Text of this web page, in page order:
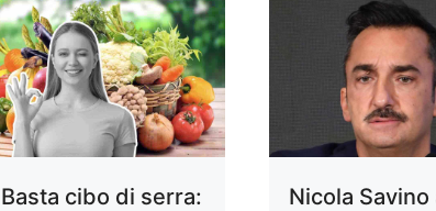
Basta cibo di serra:
Nicola Savino